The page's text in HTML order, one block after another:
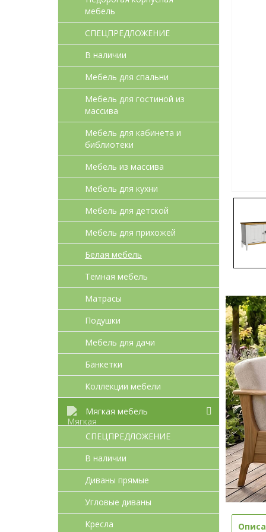
мебель
СПЕЦПРЕДЛОЖЕНИЕ
В наличии
Мебель для спальни
Мебель для гостиной из
массива
Мебель для кабинета и
библиотеки
Мебель из массива
Мебель для кухни
Мебель для детcкой
Мебель для прихожей
Белая мебель
Темная мебель
Матрасы
Подушки
Мебель для дачи
Банкетки
Коллекции мебели
Мягкая мебель
СПЕЦПРЕДЛОЖЕНИЕ
В наличии
Диваны прямые
Угловые диваны
Кресла